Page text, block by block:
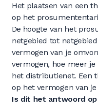
Het plaatsen van een
op het
De hoogte van het
netgebied tot
vermogen van je
vermogen, hoe meer
het distributienet. Een
op het vermogen van
Is dit het antwoord op